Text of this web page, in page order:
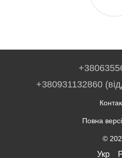
+380931132860
Повна
©
Укр